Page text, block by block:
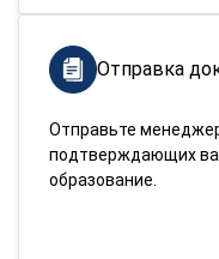
Отправка
Отправьте
подтверждающих
образование.